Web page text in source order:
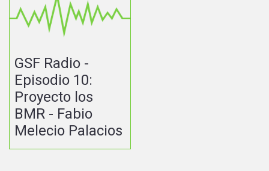
GSF Radio -
Episodio 10:
Proyecto los
BMR - Fabio
Melecio Palacios